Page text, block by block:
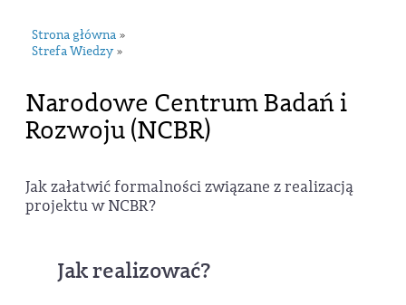
Strona główna »
Strefa Wiedzy »
Narodowe Centrum Badań i
Rozwoju (NCBR)
Jak załatwić formalności związane z realizacją
projektu w NCBR?
Jak realizować?